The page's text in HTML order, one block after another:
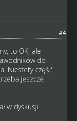
#4
to OK, ale
do
Niestety część
jeszcze
w dyskusji.